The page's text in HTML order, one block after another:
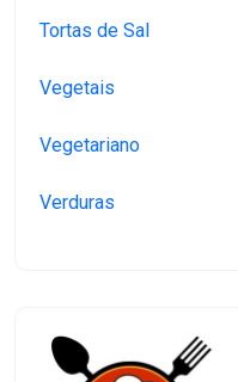
Tortas de Sal
Vegetais
Vegetariano
Verduras